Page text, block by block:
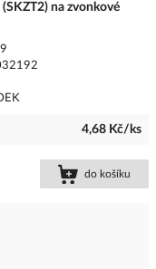
na zvonkové
4,68 Kč/ks
do košíku